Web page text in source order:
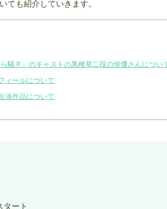
ても紹介していきます。
ら騒ぎ』のキャストの黒種草二役の俳優さんについ
ィールについて
演作品について
タート